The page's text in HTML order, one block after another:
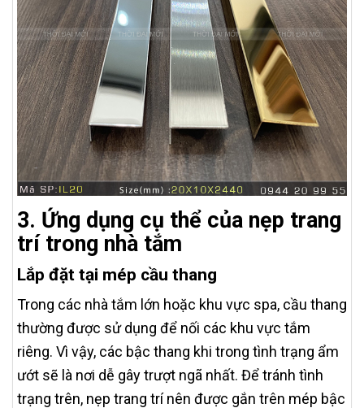
3. Ứng dụng cụ thể của nẹp trang
trí trong nhà tắm
Lắp đặt tại mép cầu thang
Trong các nhà tắm lớn hoặc khu vực spa, cầu thang
thường được sử dụng để nối các khu vực tắm
riêng. Vì vậy, các bậc thang khi trong tình trạng ẩm
ướt sẽ là nơi dễ gây trượt ngã nhất. Để tránh tình
trạng trên, nẹp trang trí nên được gắn trên mép bậc